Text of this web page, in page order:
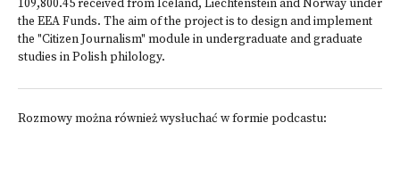
109,800.45 received from Iceland, Liechtenstein and Norway under
the EEA Funds. The aim of the project is to design and implement
the "Citizen Journalism" module in undergraduate and graduate
studies in Polish philology.
Rozmowy można również wysłuchać w formie podcastu: